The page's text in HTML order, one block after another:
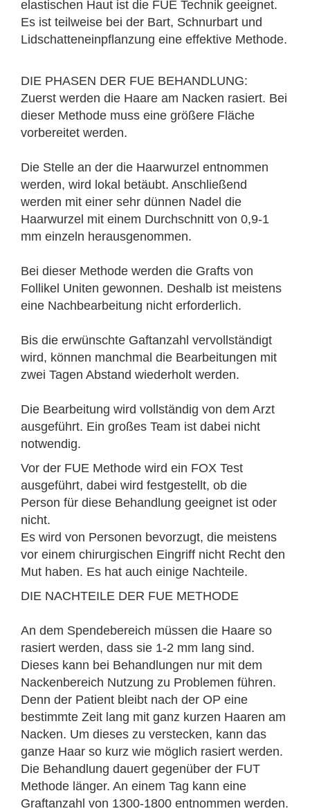
elastischen Haut ist die FUE Technik geeignet.
Es ist teilweise bei der Bart, Schnurbart und
Lidschatteneinpflanzung eine effektive Methode.
DIE PHASEN DER FUE BEHANDLUNG:
Zuerst werden die Haare am Nacken rasiert. Bei
dieser Methode muss eine größere Fläche
vorbereitet werden.
Die Stelle an der die Haarwurzel entnommen
werden, wird lokal betäubt. Anschließend
werden mit einer sehr dünnen Nadel die
Haarwurzel mit einem Durchschnitt von 0,9-1
mm einzeln herausgenommen.
Bei dieser Methode werden die Grafts von
Follikel Uniten gewonnen. Deshalb ist meistens
eine Nachbearbeitung nicht erforderlich.
Bis die erwünschte Gaftanzahl vervollständigt
wird, können manchmal die Bearbeitungen mit
zwei Tagen Abstand wiederholt werden.
Die Bearbeitung wird vollständig von dem Arzt
ausgeführt. Ein großes Team ist dabei nicht
notwendig.
Vor der FUE Methode wird ein FOX Test
ausgeführt, dabei wird festgestellt, ob die
Person für diese Behandlung geeignet ist oder
nicht.
Es wird von Personen bevorzugt, die meistens
vor einem chirurgischen Eingriff nicht Recht den
Mut haben. Es hat auch einige Nachteile.
DIE NACHTEILE DER FUE METHODE
An dem Spendebereich müssen die Haare so
rasiert werden, dass sie 1-2 mm lang sind.
Dieses kann bei Behandlungen nur mit dem
Nackenbereich Nutzung zu Problemen führen.
Denn der Patient bleibt nach der OP eine
bestimmte Zeit lang mit ganz kurzen Haaren am
Nacken. Um dieses zu verstecken, kann das
ganze Haar so kurz wie möglich rasiert werden.
Die Behandlung dauert gegenüber der FUT
Methode länger. An einem Tag kann eine
Graftanzahl von 1300-1800 entnommen werden.